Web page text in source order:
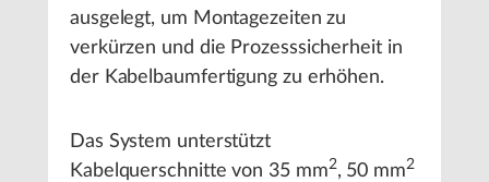
ausgelegt, um Montagezeiten zu
verkürzen und die Prozesssicherheit in
der Kabelbaumfertigung zu erhöhen.
Das System unterstützt
Kabelquerschnitte von 35 mm2, 50 mm2